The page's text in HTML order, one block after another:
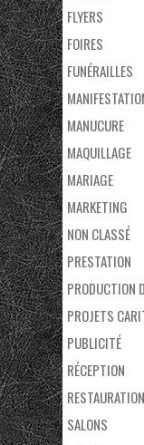
FLYERS
FOIRES
FUNÉRAILLES
MANUCURE
MAQUILLAGE
MARIAGE
MARKETING
NON CLASSÉ
PRESTATION
PRODUCTION
PROJETS
PUBLICITÉ
RÉCEPTION
RESTAURATION
SALONS